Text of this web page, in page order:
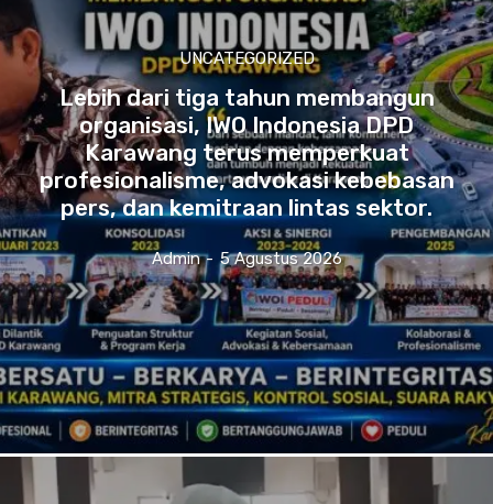
UNCATEGORIZED
Lebih dari tiga tahun membangun
organisasi, IWO Indonesia DPD
Karawang terus memperkuat
profesionalisme, advokasi kebebasan
pers, dan kemitraan lintas sektor.
Admin - 5 Agustus 2026